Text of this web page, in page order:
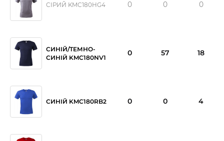
СІРИЙ KMC180HG4 0 0 0
СИНІЙ/ТЕМНО-
СИНІЙ KMC180NV1
0 57 18
СИНІЙ KMC180RB2 0 0 4